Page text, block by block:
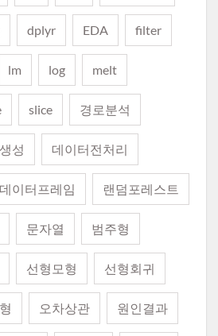
dplyr EDA filter
lm log melt
slice 경로분석
성 데이터전처리
데이터프레임 랜덤포레스트
문자열 범주형
선형모형 선형회귀
오차상관 원인결과